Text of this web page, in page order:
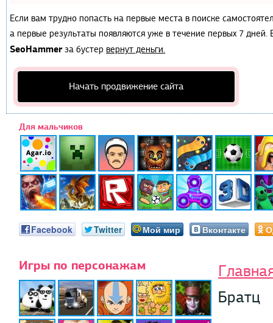
Если вам трудно попасть на первые места в поиске
а первые результаты появляются уже в течение первых 7
SeoHammerза бустер вернут деньги.
Начать продвижение сайта
Для мальчиков
Facebook Twitter Мой мир Вконтакте
Игры по персонажам
Братц